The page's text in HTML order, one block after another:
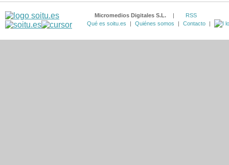
Micromedios Digitales S.L. |
RSS
Qué es soitu.es
| Quiénes somos | Contacto |